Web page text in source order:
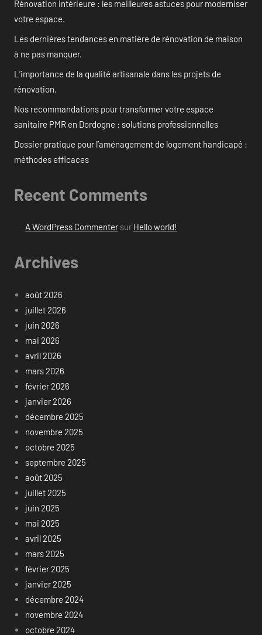
Rénovation intérieure : les meilleures astuces pour moderniser
votre espace.
Les dernières tendances en matière de rénovation de maison
à ne pas manquer.
L’importance de la qualité artisanale dans les projets de
rénovation.
Nos recommandations pour transformer votre espace
sanitaire PMR en Dordogne : solutions professionnelles
Dossier pratique pour l’aménagement de logement handicapé :
méthodes efficaces
Recent Comments
A WordPress Commentersur Hello world!
Archives
août 2026
juillet 2026
juin 2026
mai 2026
avril 2026
mars 2026
février 2026
janvier 2026
décembre 2025
novembre 2025
octobre 2025
septembre 2025
août 2025
juillet 2025
juin 2025
mai 2025
avril 2025
mars 2025
février 2025
janvier 2025
décembre 2024
novembre 2024
octobre 2024